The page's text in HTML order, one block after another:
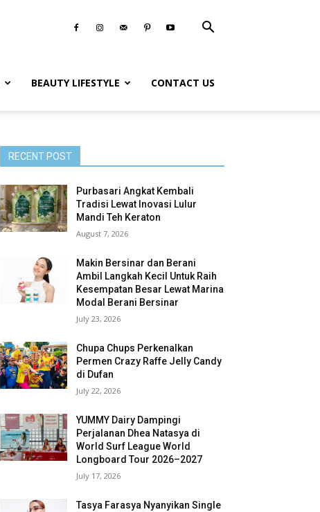
BEAUTY LIFESTYLE CONTACT US
RECENT POST
Purbasari Angkat Kembali
Tradisi Lewat Inovasi Lulur
Mandi Teh Keraton
August 7, 2026
Makin Bersinar dan Berani
Ambil Langkah Kecil Untuk Raih
Kesempatan Besar Lewat Marina
Modal Berani Bersinar
July 23, 2026
Chupa Chups Perkenalkan
Permen Crazy Raffe Jelly Candy
di Dufan
July 22, 2026
YUMMY Dairy Dampingi
Perjalanan Dhea Natasya di
World Surf League World
Longboard Tour 2026–2027
July 17, 2026
Tasya Farasya Nyanyikan Single